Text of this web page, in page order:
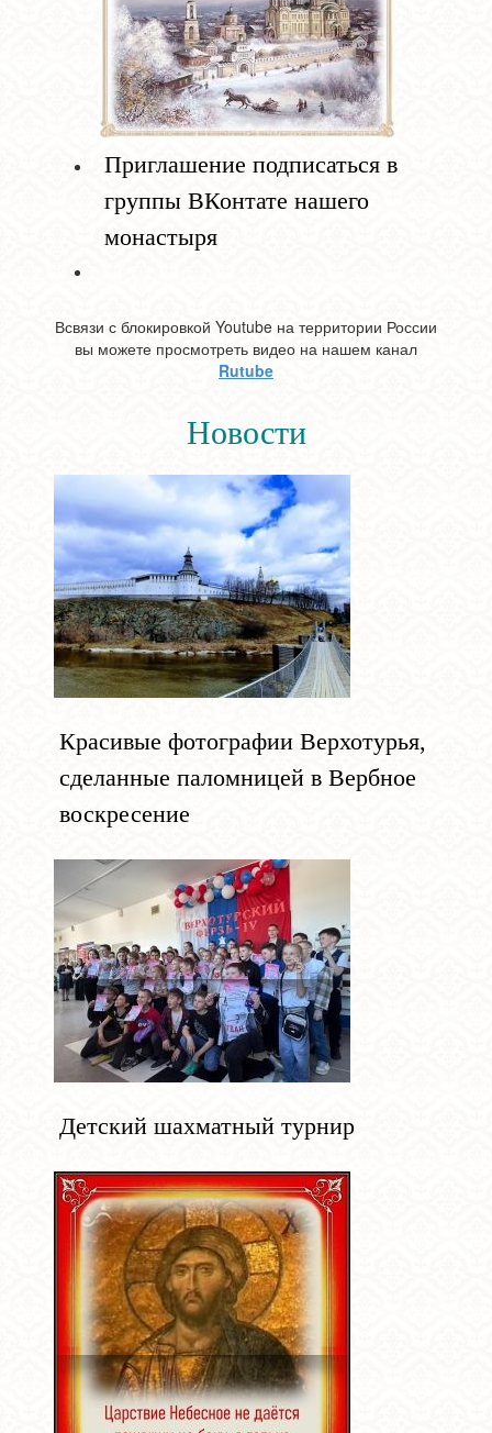
Приглашение подписаться в
группы ВКонтате нашего
монастыря
Всвязи с блокировкой Youtube на территории России
вы можете просмотреть видео на нашем канал
Rutube
Новости
Красивые фотографии Верхотурья,
сделанные паломницей в Вербное
воскресение
Детский шахматный турнир